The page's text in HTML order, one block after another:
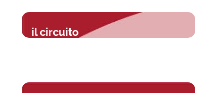
il circuito